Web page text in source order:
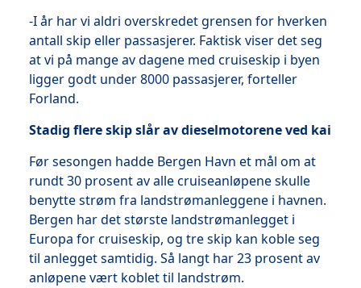
-I år har vi aldri overskredet grensen for hverken
antall skip eller passasjerer. Faktisk viser det seg
at vi på mange av dagene med cruiseskip i byen
ligger godt under 8000 passasjerer, forteller
Forland.
Stadig flere skip slår av dieselmotorene ved kai
Før sesongen hadde Bergen Havn et mål om at
rundt 30 prosent av alle cruiseanløpene skulle
benytte strøm fra landstrømanleggene i havnen.
Bergen har det største landstrømanlegget i
Europa for cruiseskip, og tre skip kan koble seg
til anlegget samtidig. Så langt har 23 prosent av
anløpene vært koblet til landstrøm.